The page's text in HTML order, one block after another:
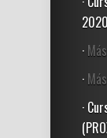
·
·
·